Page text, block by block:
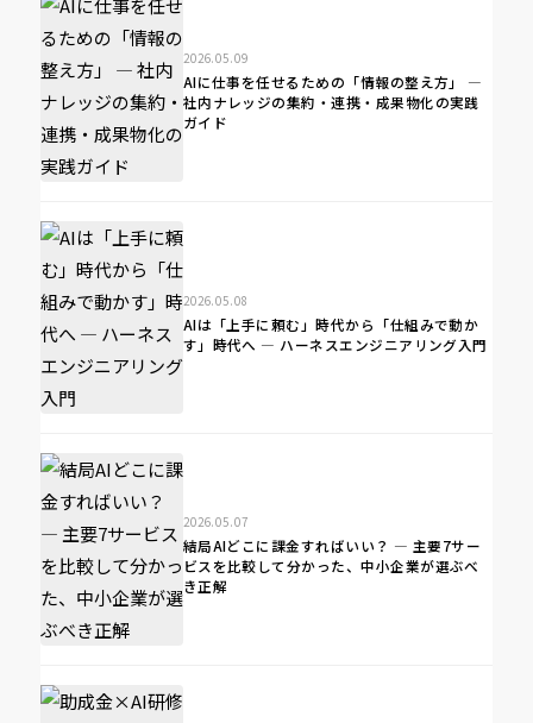
2026.05.09
AIに仕事を任せるための「情報の整え方」 ―
社内ナレッジの集約・連携・成果物化の実践
ガイド
2026.05.08
AIは「上手に頼む」時代から「仕組みで動か
す」時代へ ― ハーネスエンジニアリング入門
2026.05.07
結局AIどこに課金すればいい？ ― 主要7サー
ビスを比較して分かった、中小企業が選ぶべ
き正解